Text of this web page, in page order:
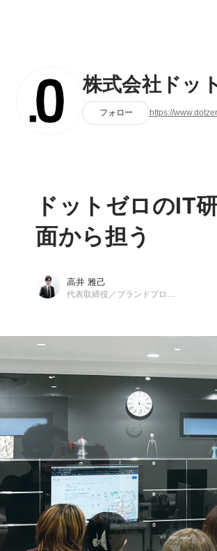
株式会社ドッ
フォロー https://
ドットゼロのIT
面から担う
高井 雅己